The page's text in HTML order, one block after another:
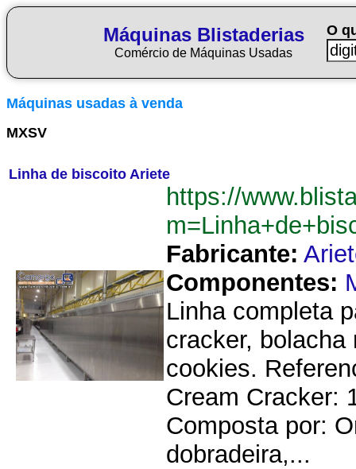
Máquinas Blistaderias
Comércio de Máquinas Usadas
O
Máquinas usadas à venda
MXSV
Linha de biscoito Ariete
https://
Fabricante:
Componentes:
Linha completa
cracker,
cookies.
Cream Cracker:
Composta por:
dobradeira,...